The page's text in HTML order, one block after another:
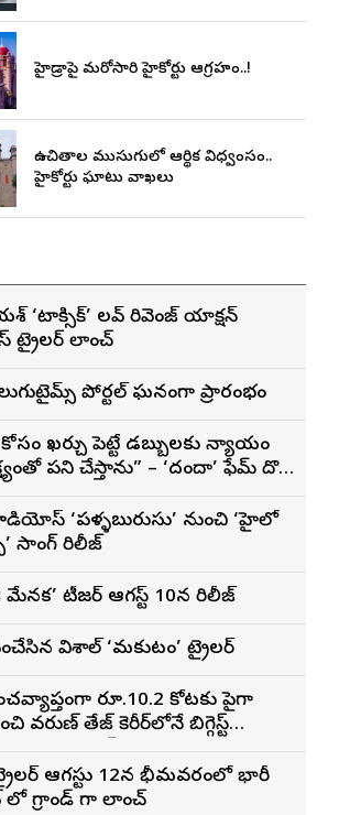
హైడ్రాపై మరోసారి హైకోర్టు ఆగ్రహం..!
ఉచితాల ముసుగులో ఆర్థిక విధ్వంసం..
హైకోర్టు ఘాటు వ్యాఖ్యలు
‘టాక్సిక్’ లవ్ రివెంజ్ యాక్షన్
ట్రైలర్ లాంచ్
పోర్టల్ ఘనంగా ప్రారంభం
కోసం ఖర్చు పెట్టే డబ్బులకు న్యాయం
పని చేస్తాను” – ‘దందా’ ఫేమ్ దొర
‘పళ్ళబురుసు’ నుంచి ‘హైలో
సాంగ్ రిలీజ్
మేనక’ టీజర్ ఆగస్ట్ 10న రిలీజ్
విశాల్ ‘మకుటం’ ట్రైలర్
రూ.10.2 కోట్లకు పైగా
వరుణ్ తేజ్ కెరీర్‌లోనే బిగ్గెస్ట్
ఆగస్టు 12న భీమవరంలో భారీ
లో గ్రాండ్ గా లాంచ్